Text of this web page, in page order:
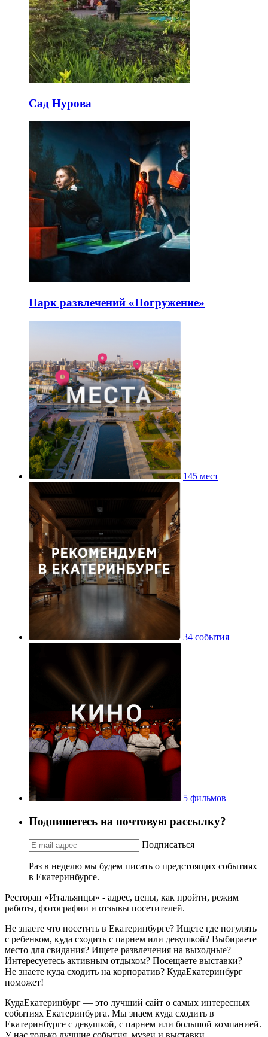
Сад Нурова
Парк развлечений «Погружение»
145 мест
34 события
5 фильмов
Подпишетесь на почтовую рассылку?
Подписаться
Раз в неделю мы будем писать о предстоящих событиях
в Екатеринбурге.
Ресторан «Итальянцы» - адрес, цены, как пройти, режим
работы, фотографии и отзывы посетителей.
Не знаете что посетить в Екатеринбурге? Ищете где погулять
с ребенком, куда сходить с парнем или девушкой? Выбираете
место для свидания? Ищете развлечения на выходные?
Интересуетесь активным отдыхом? Посещаете выставки?
Не знаете куда сходить на корпоратив? КудаЕкатеринбург
поможет!
КудаЕкатеринбург — это лучший сайт о самых интересных
событиях Екатеринбурга. Мы знаем куда сходить в
Екатеринбурге с девушкой, с парнем или большой компанией.